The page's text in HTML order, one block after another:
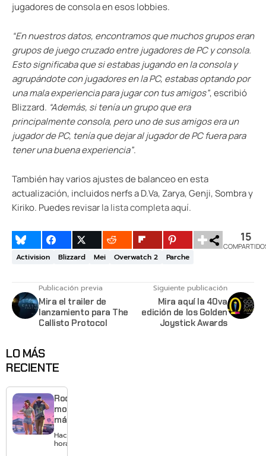
jugadores de consola en esos lobbies.
“En nuestros datos, encontramos que muchos grupos eran
grupos de juego cruzado entre jugadores de PC y consola.
Esto significaba que si estabas jugando en la consola y
agrupándote con jugadores en la PC, estabas optando por
una mala experiencia para jugar con tus amigos”, escribió
Blizzard. “Además, si tenía un grupo que era
principalmente consola, pero uno de sus amigos era un
jugador de PC, tenía que dejar al jugador de PC fuera para
tener una buena experiencia”.
También hay varios ajustes de balanceo en esta
actualización, incluidos nerfs a D.Va, Zarya, Genji, Sombra y
Kiriko. Puedes revisarla lista completa aquí.
15
Activision Blizzard Mei Overwatch 2 Parche
Publicación previa
Mira el trailer de
lanzamiento para The
Callisto Protocol
Siguiente publicación
Mira aquí la 40va
edición de los Golden
Joystick Awards
LO MÁS
RECIENTE
Rockstar
mostrará
más de
GTA 6 en
agosto
Hace 13
horas